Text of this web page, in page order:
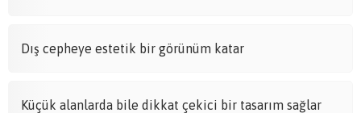
Dış cepheye estetik bir görünüm katar
Küçük alanlarda bile dikkat çekici bir tasarım sağlar